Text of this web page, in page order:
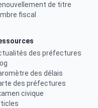
de titre
fiscal
des préfectures
des délais
des préfectures
civique